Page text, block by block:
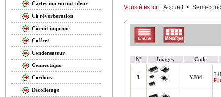
Cartes microcontroleur
Ch réverbération
Circuit imprimé
Coffret
Condensateur
Connectique
Cordons
Décolletage
Vous êtes ici : Accueil > Semi-
N° Images Code
1 YJ84